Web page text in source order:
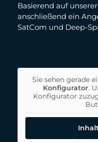
Basierend auf
anschließend ein
SatCom und Deep-
Sie sehen gerade
Konfigurator.
Konfigurator